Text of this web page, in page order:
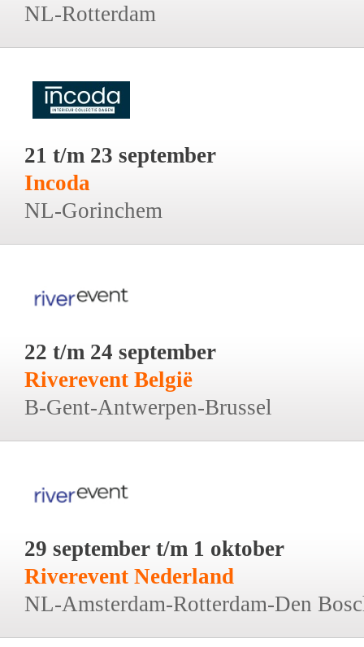
NL-Rotterdam
21 t/m 23 september
Incoda
NL-Gorinchem
22 t/m 24 september
Riverevent België
B-Gent-Antwerpen-Brussel
29 september t/m 1 oktober
Riverevent Nederland
NL-Amsterdam-Rotterdam-Den